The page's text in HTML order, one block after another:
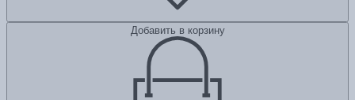
Добавить в корзину